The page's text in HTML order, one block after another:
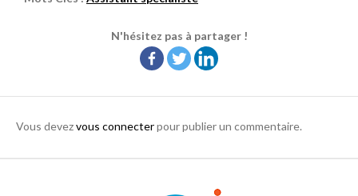
N'hésitez pas à partager !
Vous devezvous connecterpour publier un commentaire.